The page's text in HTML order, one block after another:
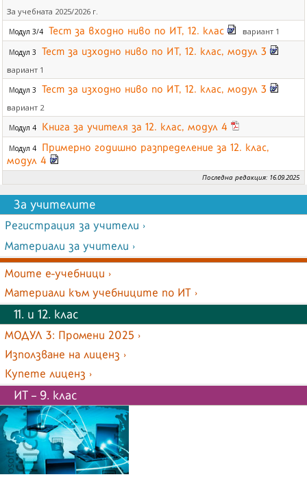
За учебната 2025/2026 г.
Модул 3/4 Тест за входно ниво по ИТ, 12. клас вариант 1
Модул 3 Тест за изходно ниво по ИТ, 12. клас, модул 3
вариант 1
Модул 3 Тест за изходно ниво по ИТ, 12. клас, модул 3
вариант 2
Модул 4 Книга за учителя за 12. клас, модул 4
Модул 4
Примерно годишно разпределение за 12. клас,
модул 4
Последна редакция: 16.09.2025
За учителите
Регистрация за учители ›
Материали за учители ›
Моите е-учебници ›
Материали към учебниците по ИТ ›
11. и 12. клас
МОДУЛ 3: Промени 2025 ›
Използване на лиценз ›
Купете лиценз ›
ИТ – 9. клас